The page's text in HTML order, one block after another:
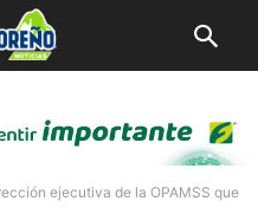
ejecutiva de la OPAMSS que